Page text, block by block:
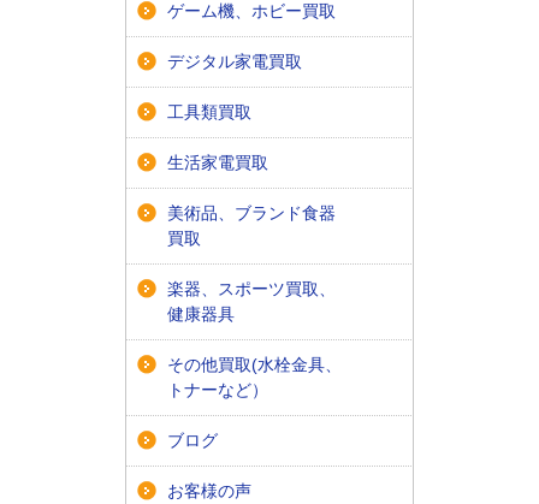
ゲーム機、ホビー買取
デジタル家電買取
工具類買取
生活家電買取
美術品、ブランド食器
買取
楽器、スポーツ買取、
健康器具
その他買取(水栓金具、
トナーなど）
ブログ
お客様の声